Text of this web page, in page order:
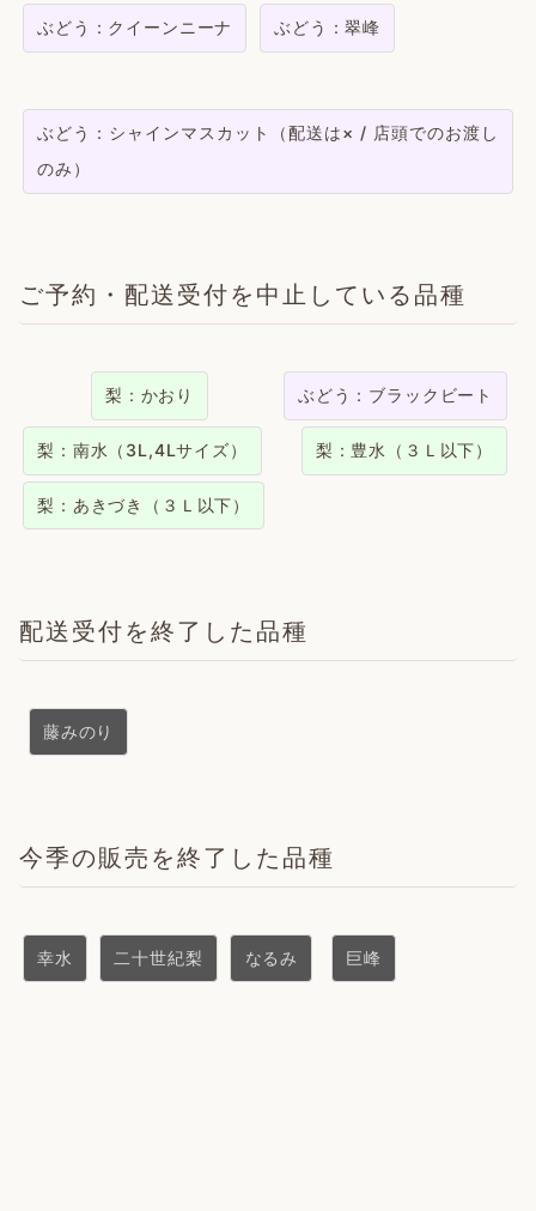
ぶどう：クイーンニーナ ぶどう：翠峰
ぶどう：シャインマスカット（配送は× / 店頭でのお渡し
のみ）
ご予約・配送受付を中止している品種
梨：かおり ぶどう：ブラックビート
梨：南水（3L,4Lサイズ） 梨：豊水（３Ｌ以下）
梨：あきづき（３Ｌ以下）
配送受付を終了した品種
藤みのり
今季の販売を終了した品種
幸水 二十世紀梨 なるみ 巨峰